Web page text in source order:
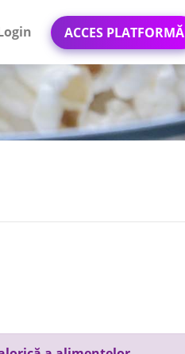
ACCES PLATFORMĂ